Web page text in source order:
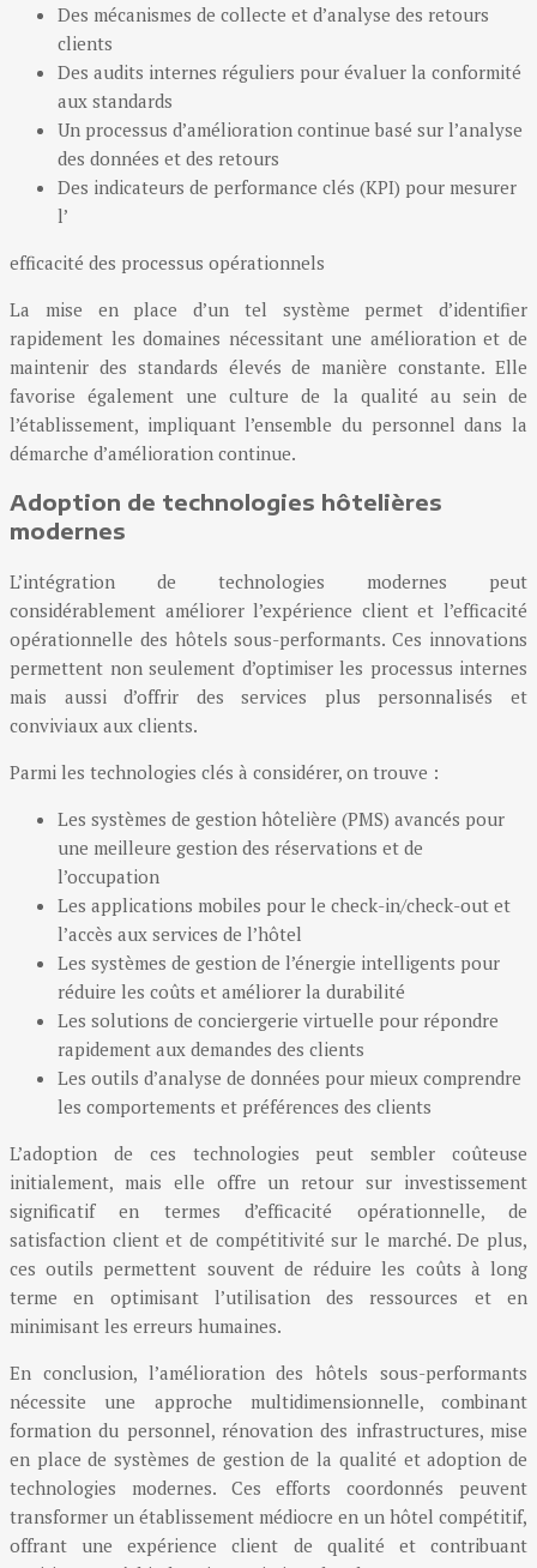
Des mécanismes de collecte et d’analyse des retours
clients
Des audits internes réguliers pour évaluer la conformité
aux standards
Un processus d’amélioration continue basé sur l’analyse
des données et des retours
Des indicateurs de performance clés (KPI) pour mesurer
l’
efficacité des processus opérationnels
La mise en place d’un tel système permet d’identifier
rapidement les domaines nécessitant une amélioration et de
maintenir des standards élevés de manière constante. Elle
favorise également une culture de la qualité au sein de
l’établissement, impliquant l’ensemble du personnel dans la
démarche d’amélioration continue.
Adoption de technologies hôtelières
modernes
L’intégration de technologies modernes peut
considérablement améliorer l’expérience client et l’efficacité
opérationnelle des hôtels sous-performants. Ces innovations
permettent non seulement d’optimiser les processus internes
mais aussi d’offrir des services plus personnalisés et
conviviaux aux clients.
Parmi les technologies clés à considérer, on trouve :
Les systèmes de gestion hôtelière (PMS) avancés pour
une meilleure gestion des réservations et de
l’occupation
Les applications mobiles pour le check-in/check-out et
l’accès aux services de l’hôtel
Les systèmes de gestion de l’énergie intelligents pour
réduire les coûts et améliorer la durabilité
Les solutions de conciergerie virtuelle pour répondre
rapidement aux demandes des clients
Les outils d’analyse de données pour mieux comprendre
les comportements et préférences des clients
L’adoption de ces technologies peut sembler coûteuse
initialement, mais elle offre un retour sur investissement
significatif en termes d’efficacité opérationnelle, de
satisfaction client et de compétitivité sur le marché. De plus,
ces outils permettent souvent de réduire les coûts à long
terme en optimisant l’utilisation des ressources et en
minimisant les erreurs humaines.
En conclusion, l’amélioration des hôtels sous-performants
nécessite une approche multidimensionnelle, combinant
formation du personnel, rénovation des infrastructures, mise
en place de systèmes de gestion de la qualité et adoption de
technologies modernes. Ces efforts coordonnés peuvent
transformer un établissement médiocre en un hôtel compétitif,
offrant une expérience client de qualité et contribuant